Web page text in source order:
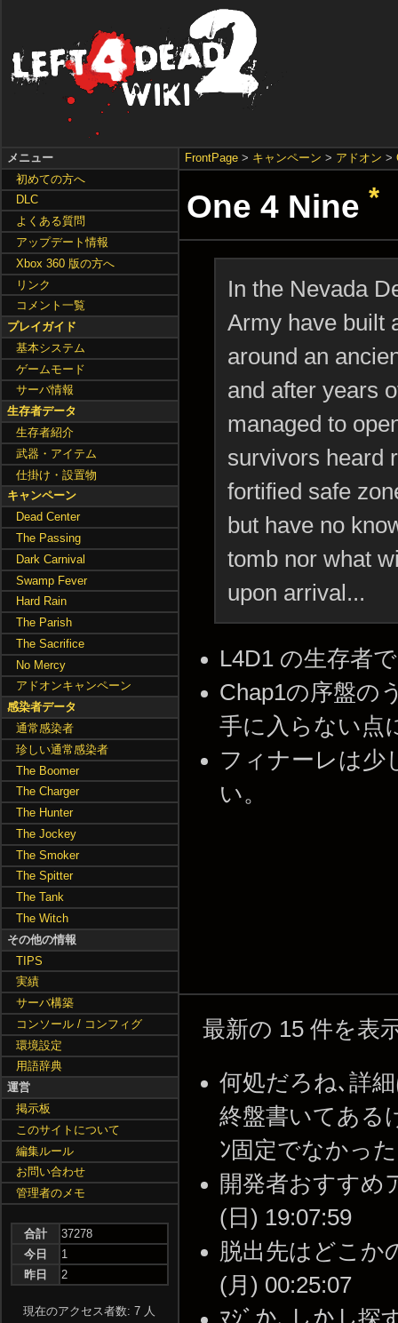
FrontPage > キャンペーン > アドオン >
One 4 Nine *
In the Nevada
Army have built
around an
and after years
managed to
survivors heard
fortified safe
but have no
tomb nor what
upon arrival...
L4D1 の生存者
Chap1の序盤の
手に入らない点
フィナーレは少
い。
最新の 15 件を表
何処だろね､詳
終盤書いてある
ﾝ固定でなかっ
開発者おすすめ
(日) 19:07:59
脱出先はどこか
(月) 00:25:07
メニュー
初めての方へ
DLC
よくある質問
アップデート情報
Xbox 360 版の方へ
リンク
コメント一覧
プレイガイド
基本システム
ゲームモード
サーバ情報
生存者データ
生存者紹介
武器・アイテム
仕掛け・設置物
キャンペーン
Dead Center
The Passing
Dark Carnival
Swamp Fever
Hard Rain
The Parish
The Sacrifice
No Mercy
アドオンキャンペーン
感染者データ
通常感染者
珍しい通常感染者
The Boomer
The Charger
The Hunter
The Jockey
The Smoker
The Spitter
The Tank
The Witch
その他の情報
TIPS
実績
サーバ構築
コンソール / コンフィグ
環境設定
用語辞典
運営
掲示板
このサイトについて
編集ルール
お問い合わせ
管理者のメモ
合計
37278
今日
1
昨日
2
現在のアクセス者数: 7 人